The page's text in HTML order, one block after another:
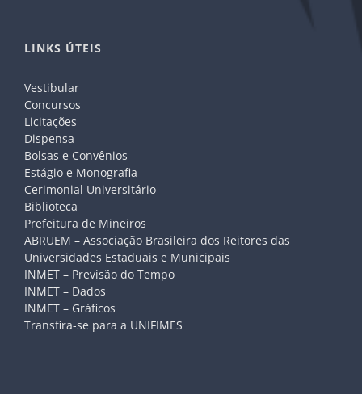
LINKS ÚTEIS
Vestibular
Concursos
Licitações
Dispensa
Bolsas e Convênios
Estágio e Monografia
Cerimonial Universitário
Biblioteca
Prefeitura de Mineiros
ABRUEM – Associação Brasileira dos Reitores das
Universidades Estaduais e Municipais
INMET – Previsão do Tempo
INMET – Dados
INMET – Gráficos
Transfira-se para a UNIFIMES